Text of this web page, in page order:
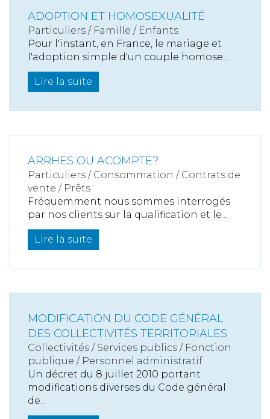
ADOPTION ET HOMOSEXUALITÉ
Particuliers / Famille / Enfants
Pour l'instant, en France, le mariage et
l'adoption simple d'un couple homose...
Lire la suite
ARRHES OU ACOMPTE?
Particuliers / Consommation / Contrats de
vente / Prêts
Fréquemment nous sommes interrogés
par nos clients sur la qualification et le...
Lire la suite
MODIFICATION DU CODE GÉNÉRAL
DES COLLECTIVITÉS TERRITORIALES
Collectivités / Services publics / Fonction
publique / Personnel administratif
Un décret du 8 juillet 2010 portant
modifications diverses du Code général
de...